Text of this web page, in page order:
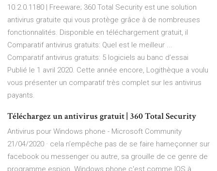
10.2.0.1180 | Freeware; 360 Total Security est une solution
antivirus gratuite qui vous protège grâce à de nombreuses
fonctionnalités. Disponible en téléchargement gratuit, il
Comparatif antivirus gratuits: Quel est le meilleur ...
Comparatif antivirus gratuits: 5 logiciels au banc d’essai
Publié le 1 avril 2020. Cette année encore, Logithèque a voulu
vous présenter un comparatif très complet sur les antivirus
payants.
Téléchargez un antivirus gratuit | 360 Total Security
Antivirus pour Windows phone - Microsoft Community
21/04/2020 · cela n’empêche pas de se faire hameçonner sur
facebook ou messenger ou autre, sa grouille de ce genre de